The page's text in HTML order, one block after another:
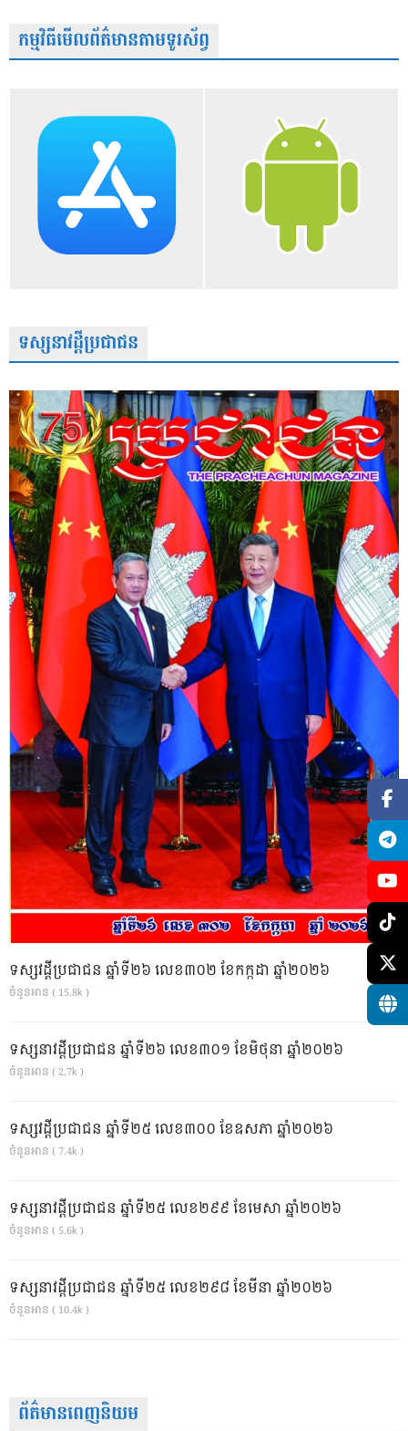
កម្មវិធីមើលព័ត៌មានតាមទូរស័ព្វ
ទស្សនាវដ្តីប្រជាជន
ទស្សវដ្តីប្រជាជន ឆ្នាំទី២៦ លេខ៣០២ ខែកក្កដា ឆ្នាំ២០២៦
ចំនួនអាន ( 15.8k )
ទស្សនាវដ្ដីប្រជាជន ឆ្នាំទី២៦ លេខ៣០១ ខែមិថុនា ឆ្នាំ២០២៦
ចំនួនអាន ( 2.7k )
ទស្សវដ្តីប្រជាជន ឆ្នាំទី២៥ លេខ៣០០ ខែឧសភា ឆ្នាំ២០២៦
ចំនួនអាន ( 7.4k )
ទស្សនាវដ្ដីប្រជាជន ឆ្នាំទី២៥ លេខ២៩៩ ខែមេសា ឆ្នាំ២០២៦
ចំនួនអាន ( 5.6k )
ទស្សនាវដ្ដីប្រជាជន ឆ្នាំទី២៥ លេខ២៩៨ ខែមីនា ឆ្នាំ២០២៦
ចំនួនអាន ( 10.4k )
ព័ត៌មានពេញនិយម